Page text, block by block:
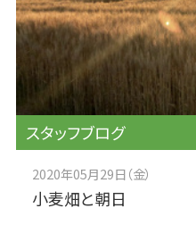
2020年05月29日（金）
小麦畑と朝日
スタッフブログ